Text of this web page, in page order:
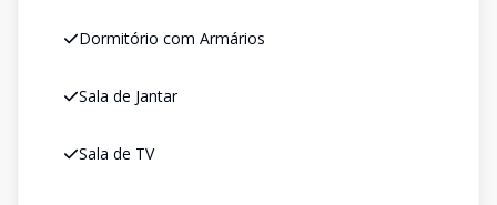
Dormitório com Armários
Sala de Jantar
Sala de TV